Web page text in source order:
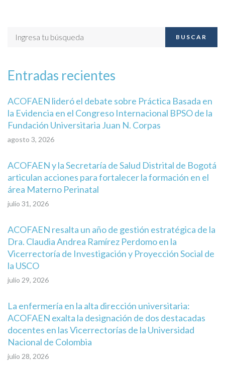
BUSCAR
Entradas recientes
ACOFAEN lideró el debate sobre Práctica Basada en
la Evidencia en el Congreso Internacional BPSO de la
Fundación Universitaria Juan N. Corpas
agosto 3, 2026
ACOFAEN y la Secretaría de Salud Distrital de Bogotá
articulan acciones para fortalecer la formación en el
área Materno Perinatal
julio 31, 2026
ACOFAEN resalta un año de gestión estratégica de la
Dra. Claudia Andrea Ramírez Perdomo en la
Vicerrectoría de Investigación y Proyección Social de
la USCO
julio 29, 2026
La enfermería en la alta dirección universitaria:
ACOFAEN exalta la designación de dos destacadas
docentes en las Vicerrectorías de la Universidad
Nacional de Colombia
julio 28, 2026